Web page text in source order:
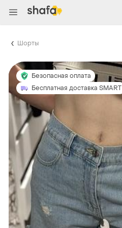
Шорты
Безопасная оплата
Бесплатная доставка SMART